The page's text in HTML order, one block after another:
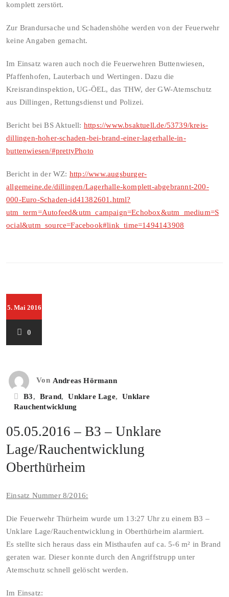
komplett zerstört.
Zur Brandursache und Schadenshöhe werden von der Feuerwehr
keine Angaben gemacht.
Im Einsatz waren auch noch die Feuerwehren Buttenwiesen,
Pfaffenhofen, Lauterbach und Wertingen. Dazu die
Kreisrandinspektion, UG-ÖEL, das THW, der GW-Atemschutz
aus Dillingen, Rettungsdienst und Polizei.
Bericht bei BS Aktuell: https://www.bsaktuell.de/53739/kreis-
dillingen-hoher-schaden-bei-brand-einer-lagerhalle-in-
buttenwiesen/#prettyPhoto
Bericht in der WZ: http://www.augsburger-
allgemeine.de/dillingen/Lagerhalle-komplett-abgebrannt-200-
000-Euro-Schaden-id41382601.html?
utm_term=Autofeed&utm_campaign=Echobox&utm_medium=S
ocial&utm_source=Facebook#link_time=1494143908
5. Mai 2016
0
Von Andreas Hörmann
B3, Brand, Unklare Lage,
Unklare
Rauchentwicklung
05.05.2016 – B3 – Unklare
Lage/Rauchentwicklung
Oberthürheim
Einsatz Nummer 8/2016:
Die Feuerwehr Thürheim wurde um 13:27 Uhr zu einem B3 –
Unklare Lage/Rauchentwicklung in Oberthürheim alarmiert.
Es stellte sich heraus dass ein Misthaufen auf ca. 5-6 m² in Brand
geraten war. Dieser konnte durch den Angriffstrupp unter
Atemschutz schnell gelöscht werden.
Im Einsatz: